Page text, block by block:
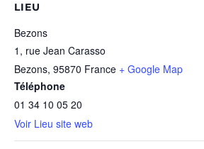
LIEU
Bezons
1, rue Jean Carasso
Bezons, 95870 France + Google Map
Téléphone
01 34 10 05 20
Voir Lieu site web